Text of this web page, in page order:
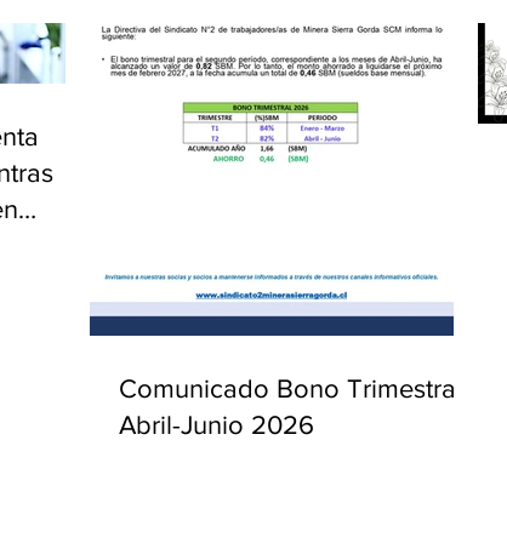
Comunicado Bono Trimestral
Abril-Junio 2026